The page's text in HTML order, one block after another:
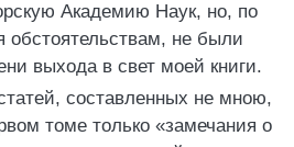
Академию Наук, но, по
не были
выхода в свет моей книги.
составленных не мною,
томе только «замечания о